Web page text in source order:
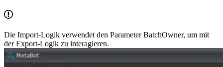
Die Import-Logik verwendet den Parameter BatchOwner, um mit
der Export-Logik zu interagieren.